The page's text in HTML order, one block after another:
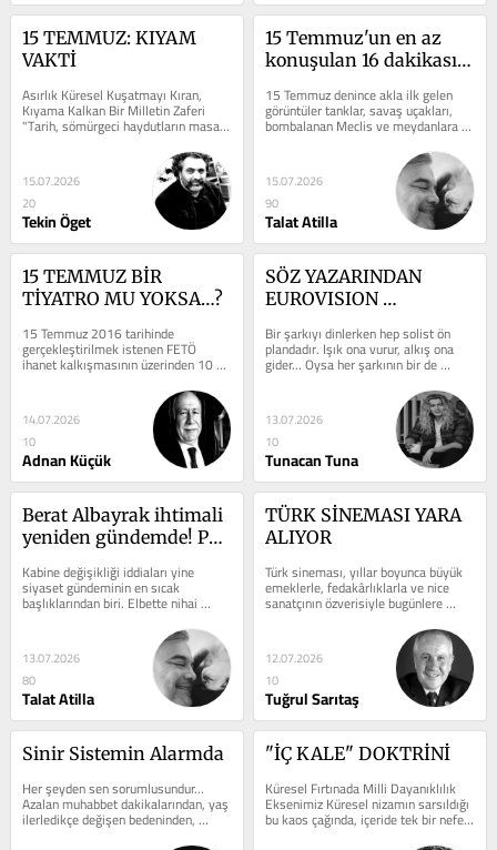
15 TEMMUZ: KIYAM
VAKTİ
Asırlık Küresel Kuşatmayı Kıran,
Kıyama Kalkan Bir Milletin Zaferi
"Tarih, sömürgeci haydutların masa
başında çizdiği haritaları değil; ...
15.07.2026
20
Tekin Öget
15 Temmuz'un en az
konuşulan 16 dakikası!
görevden alınıyor!
15 Temmuz denince akla ilk gelen
görüntüler tanklar, savaş uçakları,
bombalanan Meclis ve meydanlara
inen milyonlar oluyor. Oysa o gecenin
15.07.2026
90
Talat Atilla
15 TEMMUZ BİR
TİYATRO MU YOKSA…?
15 Temmuz 2016 tarihinde
gerçekleştirilmek istenen FETÖ
ihanet kalkışmasının üzerinden 10 yıl
geçti. Bu gecede Türk milletinin tüm
14.07.2026
10
Adnan Küçük
SÖZ YAZARINDAN
EUROVISION
"SATELLITE"IN HİÇ
ANLATILMAMIŞ
Bir şarkıyı dinlerken hep solist ön
plandadır. Işık ona vurur, alkış ona
gider… Oysa her şarkının bir de
görünmeyen kahramanları...
13.07.2026
10
Tunacan Tuna
Berat Albayrak ihtimali
yeniden gündemde! Pek
medya çetesi!
Kabine değişikliği iddiaları yine
siyaset gündeminin en sıcak
başlıklarından biri. Elbette nihai
kararı yalnızca Cumhurbaşkanı
13.07.2026
80
Talat Atilla
TÜRK SİNEMASI YARA
ALIYOR
Türk sineması, yıllar boyunca büyük
emeklerle, fedakârlıklarla ve nice
sanatçının özverisiyle bugünlere
ulaştı. Ancak son yıllarda sektörün ...
12.07.2026
10
Tuğrul Sarıtaş
Sinir Sistemin Alarmda
Her şeyden sen sorumlusundur…
Azalan muhabbet dakikalarından, yaş
ilerledikçe değişen bedeninden,
seçtiğin ve giydiğin kıyafetlerinden,
"İÇ KALE" DOKTRİNİ
Küresel Fırtınada Milli Dayanıklılık
Eksenimiz Küresel nizamın sarsıldığı
bu kaos çağında, içeride tek bir nefes,
dışarıda bin...